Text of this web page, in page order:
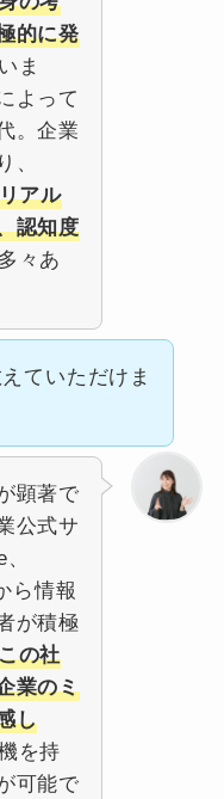
的に発
ま
よって
。企業
、
アル
認知度
々あ
ていただけま
顕著で
公式サ
ら情報
が積極
の社
業のミ
し
を持
可能で